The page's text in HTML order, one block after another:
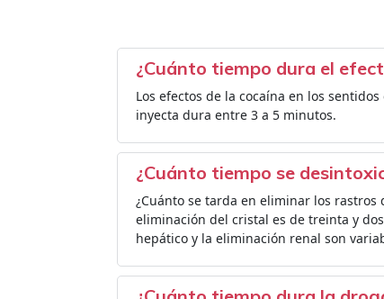
¿Cuánto tiempo dura el
Los efectos de la cocaína en los
inyecta dura entre 3 a 5 minutos.
¿Cuánto tiempo se
¿Cuánto se tarda en eliminar los
eliminación del cristal es de treinta y
hepático y la eliminación renal son